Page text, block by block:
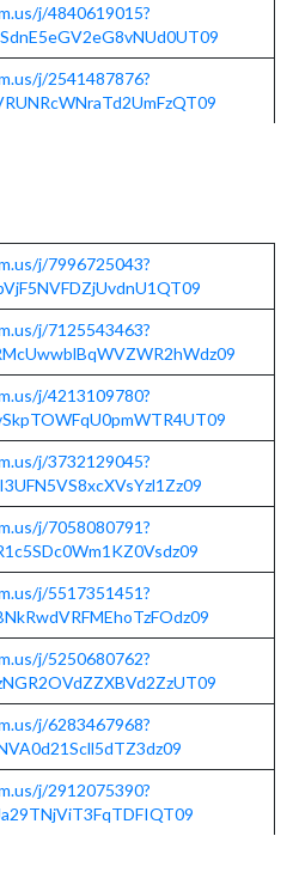
j/4840619015?
j/2541487876?
j/7996725043?
j/7125543463?
j/4213109780?
j/3732129045?
j/7058080791?
j/5517351451?
j/5250680762?
j/6283467968?
j/2912075390?